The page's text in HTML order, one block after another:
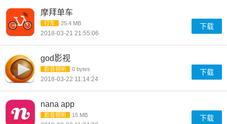
摩拜单车
打车 25.4 MB
2018-03-21 21:55:06
下载
god影视
影音视听 0 bytes
2018-03-22 11:14:24
下载
nana app
影音视听 15 MB 下载